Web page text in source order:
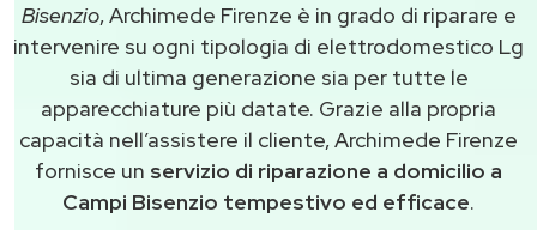
Bisenzio, Archimede Firenze è in grado di riparare e
intervenire su ogni tipologia di elettrodomestico Lg
sia di ultima generazione sia per tutte le
apparecchiature più datate. Grazie alla propria
capacità nell’assistere il cliente, Archimede Firenze
fornisce un servizio di riparazione a domicilio a
Campi Bisenzio tempestivo ed efficace.